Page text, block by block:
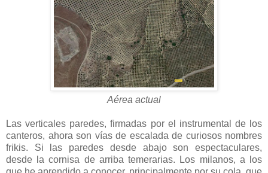
Aérea actual
Las verticales paredes, firmadas por el instrumental de los
canteros, ahora son vías de escalada de curiosos nombres
frikis. Si las paredes desde abajo son espectaculares,
desde la cornisa de arriba temerarias. Los milanos, a los